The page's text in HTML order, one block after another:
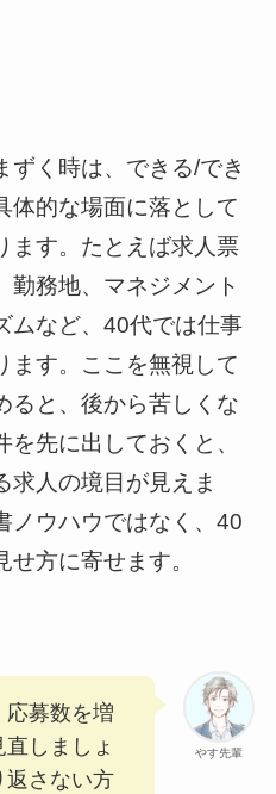
ずく時は、できる/でき
体的な場面に落として
ます。たとえば求人票
勤務地、マネジメント
ムなど、40代では仕事
ます。ここを無視して
ると、後から苦しくな
先に出しておくと、
求人の境目が見えま
ノウハウではなく、40
方に寄せます。
やす先輩
応募数を増
しましょ
返さない方